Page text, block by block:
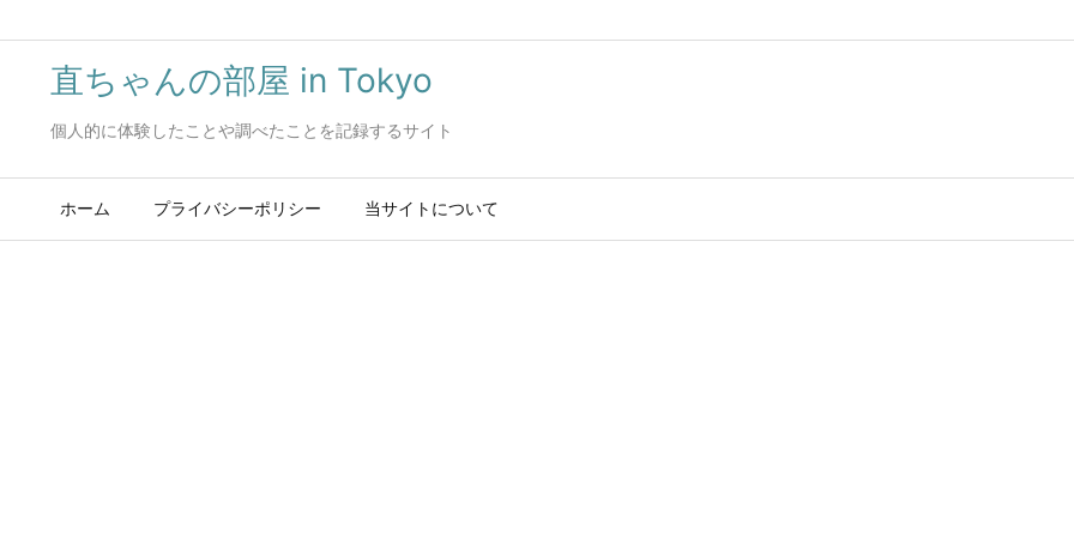
直ちゃんの部屋 in Tokyo
個人的に体験したことや調べたことを記録するサイト
ホーム プライバシーポリシー 当サイトについて